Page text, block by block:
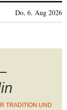
Do, 6. Aug 2026
TRADITION UND